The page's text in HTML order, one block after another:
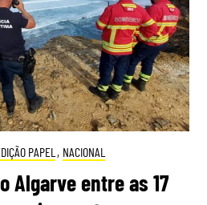
PAPEL , NACIONAL
Algarve entre as 17